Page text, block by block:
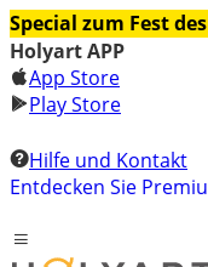
Special zum Fest
Holyart APP
App Store
Play Store
Hilfe und Kontakt
Entdecken Sie